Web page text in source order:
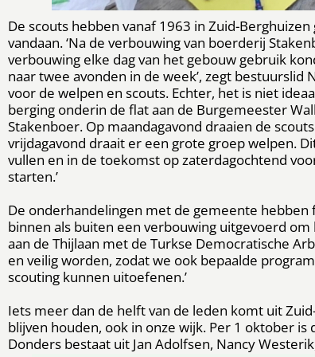
De scouts hebben vanaf 1963 in Zuid-
vandaan. ‘Na de verbouwing van boerderij
verbouwing elke dag van het gebouw gebruik
naar twee avonden in de week’, zegt
voor de welpen en scouts. Echter, het is niet
berging onderin de flat aan de Burgemeester
Stakenboer. Op maandagavond draaien de
vrijdagavond draait er een grote groep welpen.
vullen en in de toekomst op zaterdagochtend
starten.’
De onderhandelingen met de gemeente
binnen als buiten een verbouwing uitgevoerd
aan de Thijlaan met de Turkse Democratische
en veilig worden, zodat we ook bepaalde
scouting kunnen uitoefenen.’
Iets meer dan de helft van de leden komt uit
blijven houden, ook in onze wijk. Per 1 oktober
Donders bestaat uit Jan Adolfsen, Nancy